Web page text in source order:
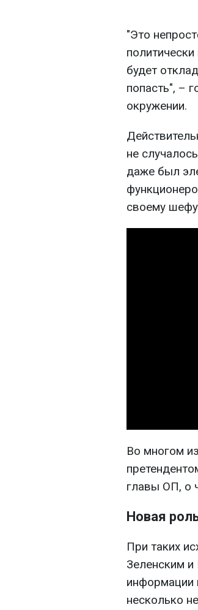
"Это
будет
попасть", –
окружении.
не
даже был
своему
Во многом
главы ОП, о
Новая
При таких
Зеленским
информации
несколько